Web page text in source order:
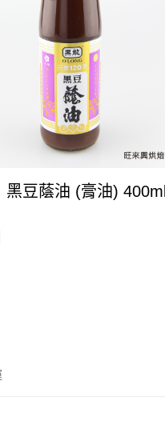
黑豆蔭油 (膏油)